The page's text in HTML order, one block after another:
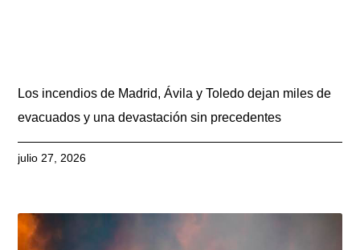
Los incendios de Madrid, Ávila y Toledo dejan miles de
evacuados y una devastación sin precedentes
julio 27, 2026